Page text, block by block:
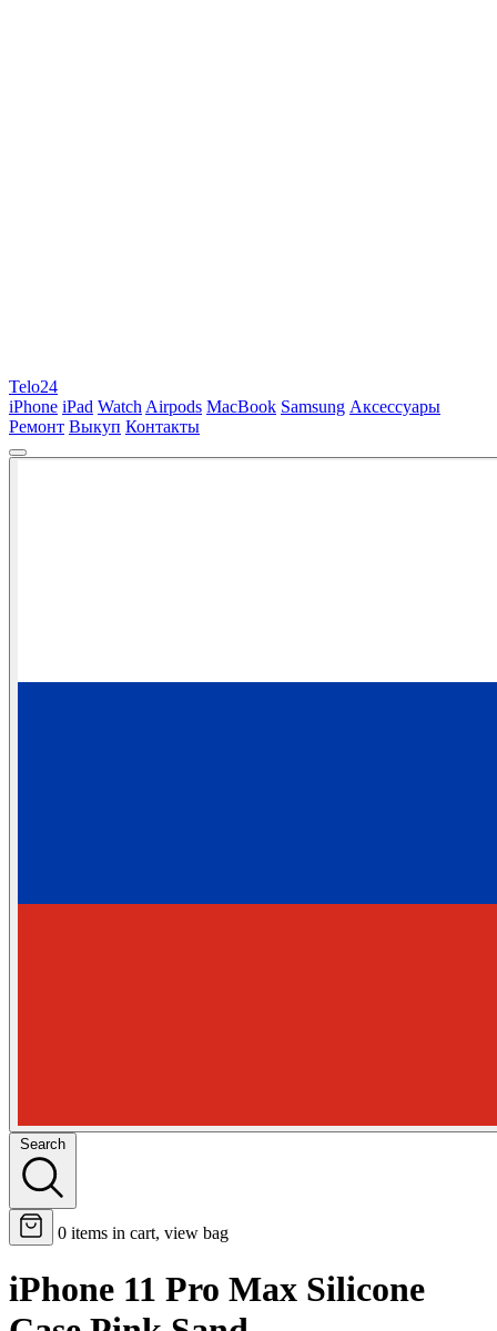
Telo24
iPhone iPad Watch Airpods MacBook Samsung Аксессуары
Ремонт Выкуп Контакты
Search
0 items in cart, view bag
iPhone 11 Pro Max Silicone